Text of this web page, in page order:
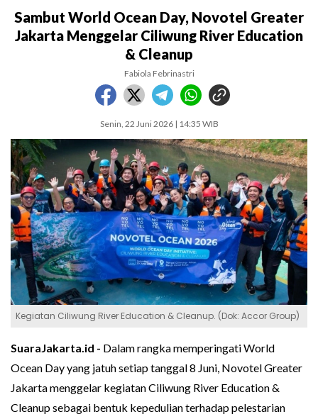
Sambut World Ocean Day, Novotel Greater
Jakarta Menggelar Ciliwung River Education
& Cleanup
Fabiola Febrinastri
Senin, 22 Juni 2026 | 14:35 WIB
Kegiatan Ciliwung River Education & Cleanup. (Dok: Accor Group)
SuaraJakarta.id - Dalam rangka memperingati World
Ocean Day yang jatuh setiap tanggal 8 Juni, Novotel Greater
Jakarta menggelar kegiatan Ciliwung River Education &
Cleanup sebagai bentuk kepedulian terhadap pelestarian